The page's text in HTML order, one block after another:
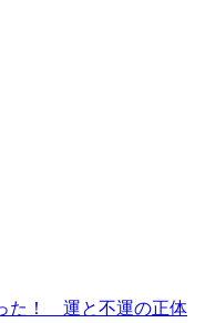
た！ 運と不運の正体